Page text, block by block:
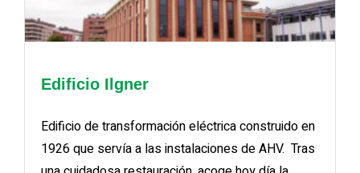
Edificio Ilgner
Edificio de transformación eléctrica construido en
1926 que servía a las instalaciones de AHV. Tras